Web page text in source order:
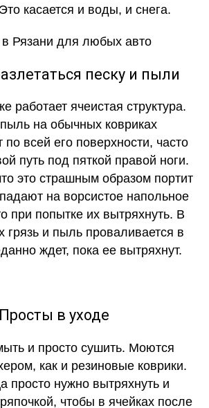
касается и воды, и снега.
песку и пыли
работает ячеистая структура.
на обычных ковриках
по всей его поверхности, часто
путь под пяткой правой ноги.
это страшным образом портит
на ворсистое напольное
при попытке их вытряхнуть. В
грязь и пыль проваливается в
ждет, пока ее вытряхнут.
Просты в уходе
и просто сушить. Моются
как и резиновые коврики.
просто нужно вытряхнуть и
чтобы в ячейках после